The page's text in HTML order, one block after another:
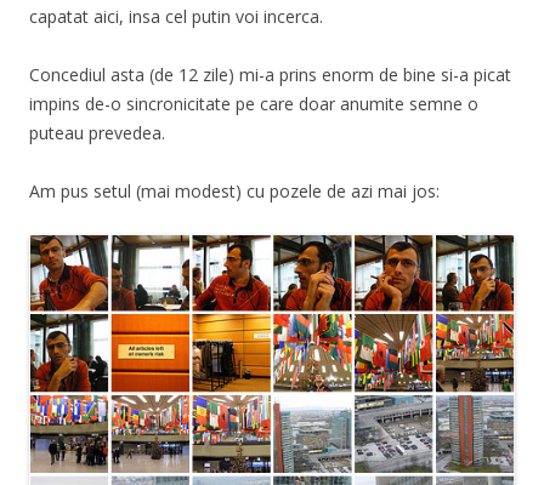
capatat aici, insa cel putin voi incerca.
Concediul asta (de 12 zile) mi-a prins enorm de bine si-a picat
impins de-o sincronicitate pe care doar anumite semne o
puteau prevedea.
Am pus setul (mai modest) cu pozele de azi mai jos: